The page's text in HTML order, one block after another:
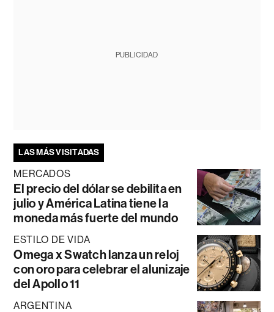
PUBLICIDAD
LAS MÁS VISITADAS
MERCADOS
El precio del dólar se debilita en
julio y América Latina tiene la
moneda más fuerte del mundo
ESTILO DE VIDA
Omega x Swatch lanza un reloj
con oro para celebrar el alunizaje
del Apollo 11
ARGENTINA